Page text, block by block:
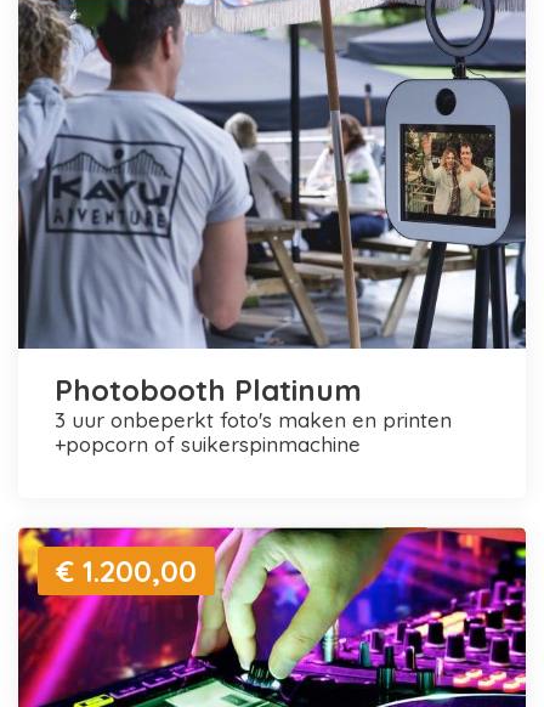
Photobooth Platinum
3 uur onbeperkt foto's maken en printen
+popcorn of suikerspinmachine
€ 1.200,00